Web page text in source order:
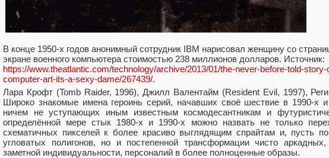
В конце 1950-х годов анонимный сотрудник IBM нарисовал женщину со
экране военного компьютера стоимостью 238 миллионов долларов. Источник:
https://www.theatlantic.com/technology/archive/2013/01/the-never-before-told-
computer-art-its-a-sexy-dame/267439/.
Лара Крофт (Tomb Raider, 1996), Джилл Валентайм (Resident Evil, 1997),
Широко знакомые имена героинь серий, начавших своё шествие в 1990-х и
ничем не уступающих иным известным космодесантникам и
определённой мере стык 1980-х и 1990-х можно назвать не только
схематичных пикселей к более красиво выглядящим спрайтам и, пусть
угловатых полигонов, но и постепенной трансформации чисто
заметной индивидуальности, персоналий в более полноценные образы.